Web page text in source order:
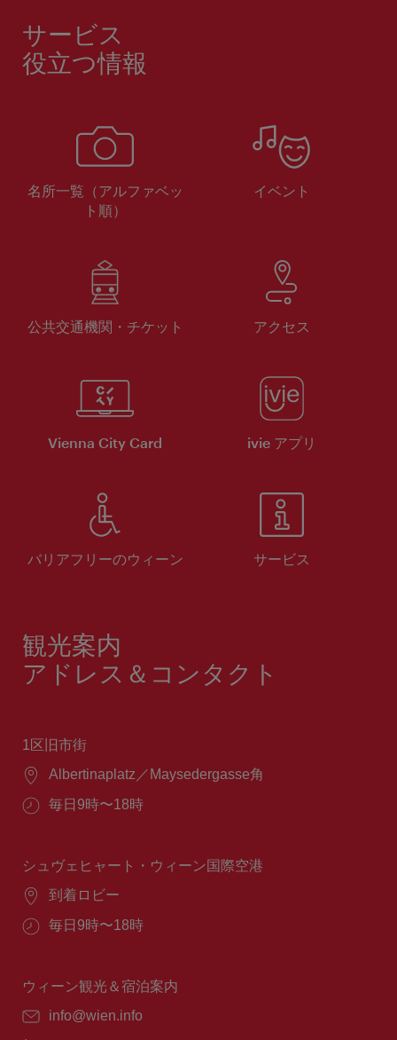
サービス
役立つ情報
名所一覧（アルファベッ
ト順）
イベント
公共交通機関・チケット アクセス
Vienna City Card ivie アプリ
バリアフリーのウィーン サービス
観光案内
アドレス＆コンタクト
1区旧市街
場
Albertinaplatz／Maysedergasse角
営
間：
毎日9時〜18時
シュヴェヒャート・ウィーン国際空港
場
到着ロビー
営
間：
毎日9時〜18時
ウィーン観光＆宿泊案内
E
info@wien.info